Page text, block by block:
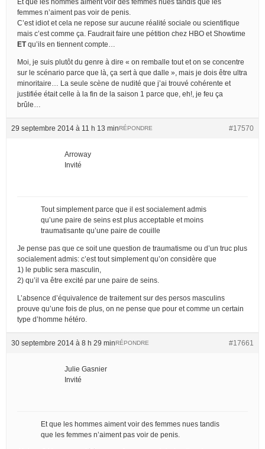
femmes n’aiment pas voir de penis.
C’est idiot et cela ne repose sur aucune réalité sociale ou scientifique
mais c’est comme ça. Faudrait faire une pétition chez HBO et Showtime
ETqu’ils en tiennent compte…
Moi, je suis plutôt du genre à dire « on remballe tout et on se concentre
sur le scénario parce que là, ça sert à que dalle », mais je dois être ultra
minoritaire… La seule scène de nudité que j’ai trouvé cohérente et
justifiée était celle à la fin de la saison 1 parce que, eh!, je feu ça
brûle…
29 septembre 2014 à 11 h 13 min #17570
RÉPONDRE
Arroway
Invité
Tout simplement parce que il est socialement admis
qu’une paire de seins est plus acceptable et moins
traumatisante qu’une paire de couille
Je pense pas que ce soit une question de traumatisme ou d’un truc plus
socialement admis: c’est tout simplement qu’on considère que
1) le public sera masculin,
2) qu’il va être excité par une paire de seins.
L’absence d’équivalence de traitement sur des persos masculins
prouve qu’une fois de plus, on ne pense que pour et comme un certain
type d’homme hétéro.
30 septembre 2014 à 8 h 29 min #17661
RÉPONDRE
Julie Gasnier
Invité
Et que les hommes aiment voir des femmes nues tandis
que les femmes n’aiment pas voir de penis.